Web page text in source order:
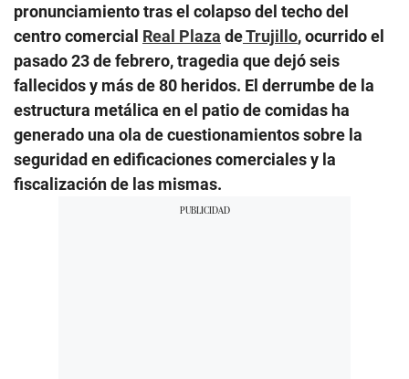
pronunciamiento tras el colapso del techo del
centro comercial Real Plaza deTrujillo, ocurrido el
pasado 23 de febrero, tragedia que dejó seis
fallecidos y más de 80 heridos. El derrumbe de la
estructura metálica en el patio de comidas ha
generado una ola de cuestionamientos sobre la
seguridad en edificaciones comerciales y la
fiscalización de las mismas.